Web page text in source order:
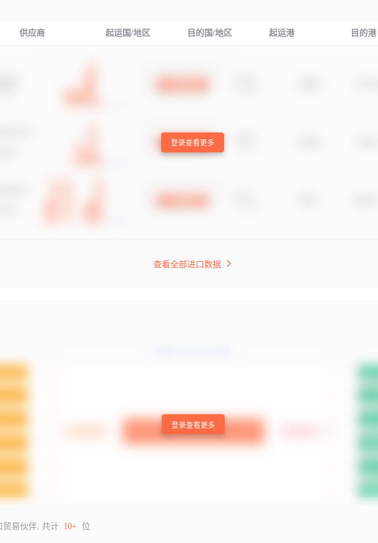
供应商 起运国/地区 目的国/地区 起运港 目的港
登录查看更多
查看全部进口数据
登录查看更多
贸易伙伴, 共计 10+ 位